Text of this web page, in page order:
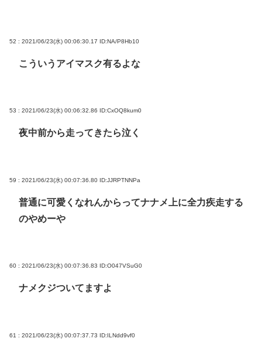
52 : 2021/06/23(水) 00:06:30.17 ID:NA/P8Hb10
こういうアイマスク有るよな
53 : 2021/06/23(水) 00:06:32.86 ID:CxOQ8kum0
夜中前から走ってきたら泣く
59 : 2021/06/23(水) 00:07:36.80 ID:JJRPTNNPa
普通に可愛くなれんからってナナメ上に全力疾走する
のやめーや
60 : 2021/06/23(水) 00:07:36.83 ID:O047VSuG0
ナメクジついてますよ
61 : 2021/06/23(水) 00:07:37.73 ID:ILNdd9vf0